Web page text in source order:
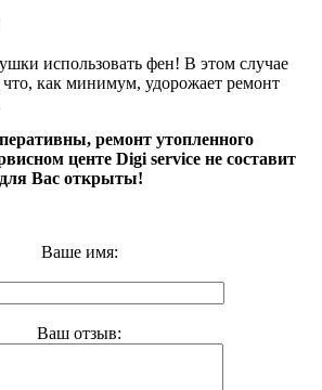
использовать фен! В этом случае
что, как минимум, удорожает ремонт
ремонт утопленного
центе Digi service не составит
Вас открыты!
Ваше имя:
Ваш отзыв: